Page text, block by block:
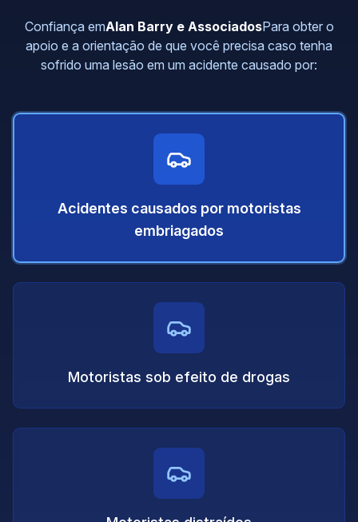
Confiança emAlan Barry e AssociadosPara obter o
apoio e a orientação de que você precisa caso tenha
sofrido uma lesão em um acidente causado por:
Acidentes causados por motoristas
embriagados
Motoristas sob efeito de drogas